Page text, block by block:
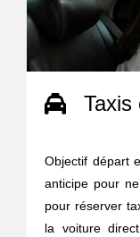
Taxis
Objectif départ
anticipe pour
pour réserver
la voiture